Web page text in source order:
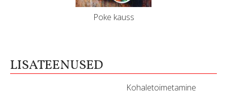
Poke kauss
LISATEENUSED
Kohaletoimetamine